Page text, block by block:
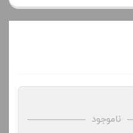
ناموجود